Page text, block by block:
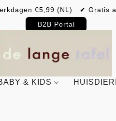
€5,99 (NL) ✔ Gratis
B2B Portal
& KIDS